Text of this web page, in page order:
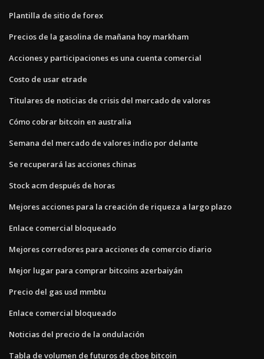
Plantilla de sitio de forex
Precios de la gasolina de mañana hoy markham
Acciones y participaciones es una cuenta comercial
Costo de usar etrade
Titulares de noticias de crisis del mercado de valores
Cómo cobrar bitcoin en australia
Semana del mercado de valores indio por delante
Se recuperará las acciones chinas
Stock acm después de horas
Mejores acciones para la creación de riqueza a largo plazo
Enlace comercial bloqueado
Mejores corredores para acciones de comercio diario
Mejor lugar para comprar bitcoins azerbaiyán
Precio del gas usd mmbtu
Enlace comercial bloqueado
Noticias del precio de la ondulación
Tabla de volumen de futuros de cboe bitcoin